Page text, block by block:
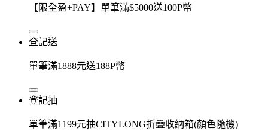
【限全盈+PAY】單筆滿$5000送100P幣
登記送
單筆滿1888元送188P幣
登記抽
單筆滿1199元抽CITYLONG折疊收納箱(顏色隨機)